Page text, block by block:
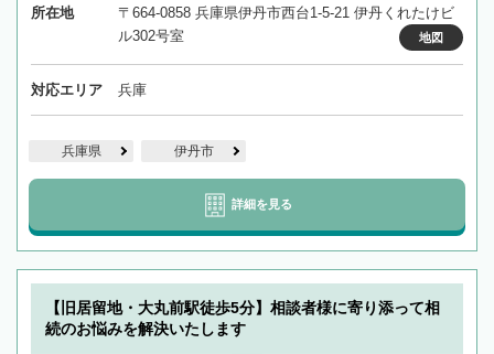
所在地
〒664-0858 兵庫県伊丹市西台1-5-21 伊丹くれたけビ
ル302号室
地図
対応エリア 兵庫
兵庫県 伊丹市
詳細を見る
【旧居留地・大丸前駅徒歩5分】相談者様に寄り添って相
続のお悩みを解決いたします